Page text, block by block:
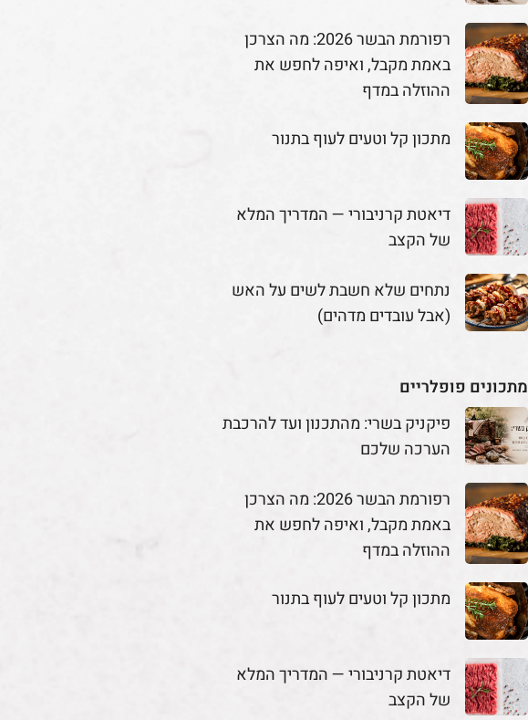
רפורמת הבשר 2026: מה הצרכן
באמת מקבל, ואיפה לחפש את
ההוזלה במדף
מתכון קל וטעים לעוף בתנור
דיאטת קרניבורי — המדריך המלא
של הקצב
נתחים שלא חשבת לשים על האש
(אבל עובדים מדהים)
מתכונים פופלריים
פיקניק בשרי: מהתכנון ועד להרכבת
הערכה שלכם
רפורמת הבשר 2026: מה הצרכן
באמת מקבל, ואיפה לחפש את
ההוזלה במדף
מתכון קל וטעים לעוף בתנור
דיאטת קרניבורי — המדריך המלא
של הקצב